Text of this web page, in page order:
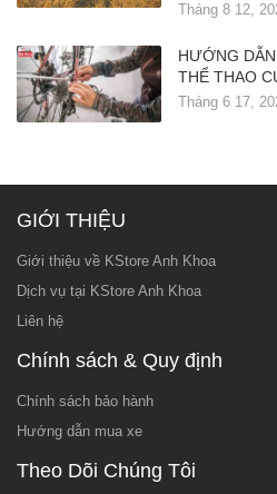
Tháng 8 12,
HƯỚNG
THỂ THAO
Tháng 6 17,
GIỚI THIỆU
Giới thiệu về KStore Anh Khoa
Dịch vụ tại KStore Anh Khoa
Liên hệ
Chính sách & Quy định
Chính sách bảo hành
Hướng dẫn mua xe
Theo Dõi Chúng Tôi